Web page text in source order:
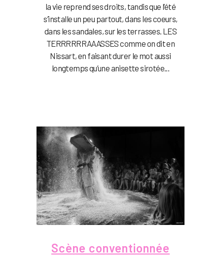
la vie reprend ses droits, tandis que l’été
s’installe un peu partout, dans les coeurs,
dans les sandales, sur les terrasses. LES
TERRRRRRAAASSES comme on dit en
Nissart, en faisant durer le mot aussi
longtemps qu’une anisette sirotée...
Scène conventionnée